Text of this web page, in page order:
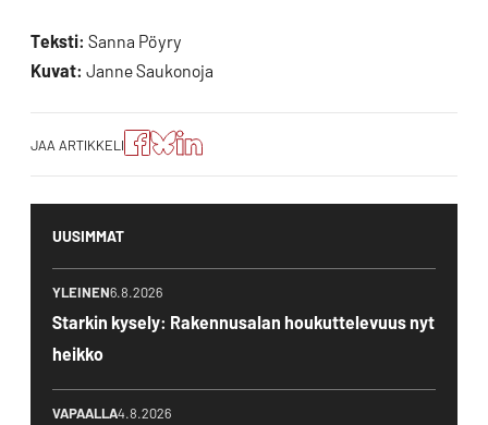
Teksti: Sanna Pöyry
Kuvat: Janne Saukonoja
JAA ARTIKKELI
Jaa
artikkeli
Facebookissa
Jaa
artikkeli
Blueskyssa
Jako:
Jaa
artikkeli
LinkedIn:ssä
UUSIMMAT
YLEINEN6.8.2026
Starkin kysely: Rakennusalan houkuttelevuus nyt
heikko
VAPAALLA4.8.2026